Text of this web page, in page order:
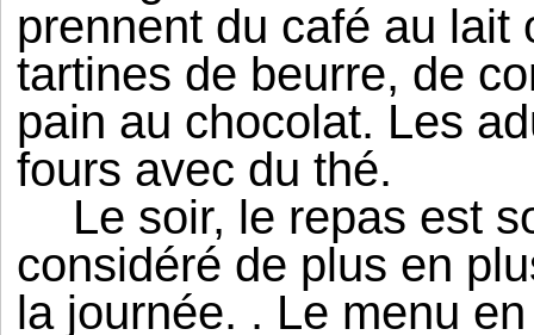
prennent du café au lait
tartines de beurre, de
pain au chocolat. Les
fours avec du thé.
Le soir, le repas est
considéré de plus en
la journée. . Le menu